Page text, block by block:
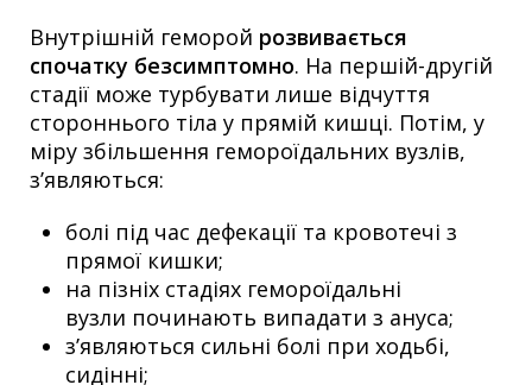
Внутрішній геморой розвивається
спочатку безсимптомно. На першій-другій
стадії може турбувати лише відчуття
стороннього тіла у прямій кишці. Потім, у
міру збільшення гемороїдальних вузлів,
з’являються:
болі під час дефекації та кровотечі з
прямої кишки;
на пізніх стадіях гемороїдальні
вузли починають випадати з ануса;
з’являються сильні болі при ходьбі,
сидінні;